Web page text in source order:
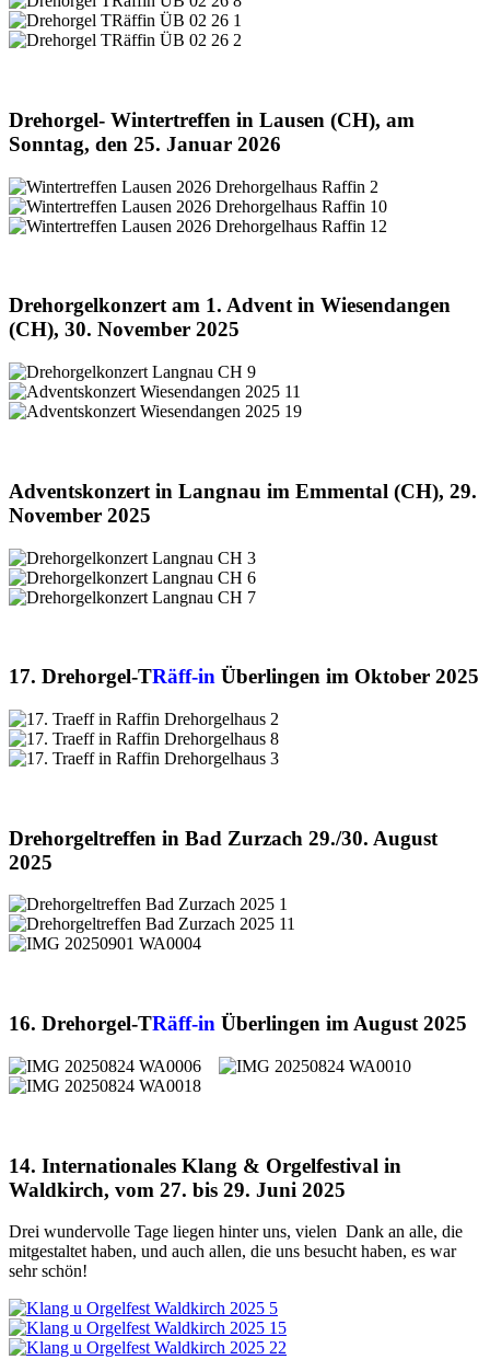
Drehorgel- Wintertreffen in Lausen (CH), am
Sonntag, den 25. Januar 2026
Drehorgelkonzert am 1. Advent in Wiesendangen
(CH), 30. November 2025
Adventskonzert in Langnau im Emmental (CH), 29.
November 2025
17. Drehorgel-TRäff-in Überlingen im Oktober 2025
Drehorgeltreffen in Bad Zurzach 29./30. August
2025
16. Drehorgel-TRäff-in Überlingen im August 2025
14. Internationales Klang & Orgelfestival in
Waldkirch, vom 27. bis 29. Juni 2025
Drei wundervolle Tage liegen hinter uns, vielen Dank an alle, die
mitgestaltet haben, und auch allen, die uns besucht haben, es war
sehr schön!